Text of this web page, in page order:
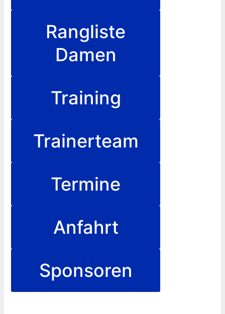
Rangliste
Damen
Training
Trainerteam
Termine
Anfahrt
Sponsoren